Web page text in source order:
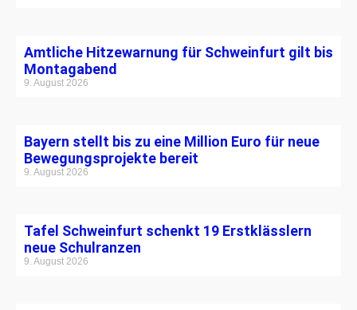
Amtliche Hitzewarnung für Schweinfurt gilt bis
Montagabend
9. August 2026
Bayern stellt bis zu eine Million Euro für neue
Bewegungsprojekte bereit
9. August 2026
Tafel Schweinfurt schenkt 19 Erstklässlern
neue Schulranzen
9. August 2026